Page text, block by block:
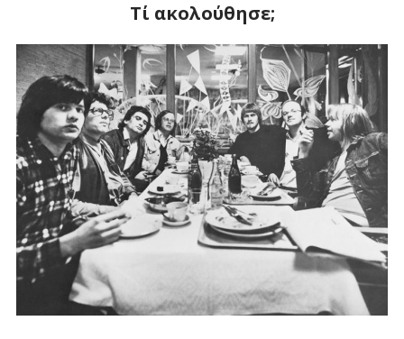
Τί ακολούθησε;